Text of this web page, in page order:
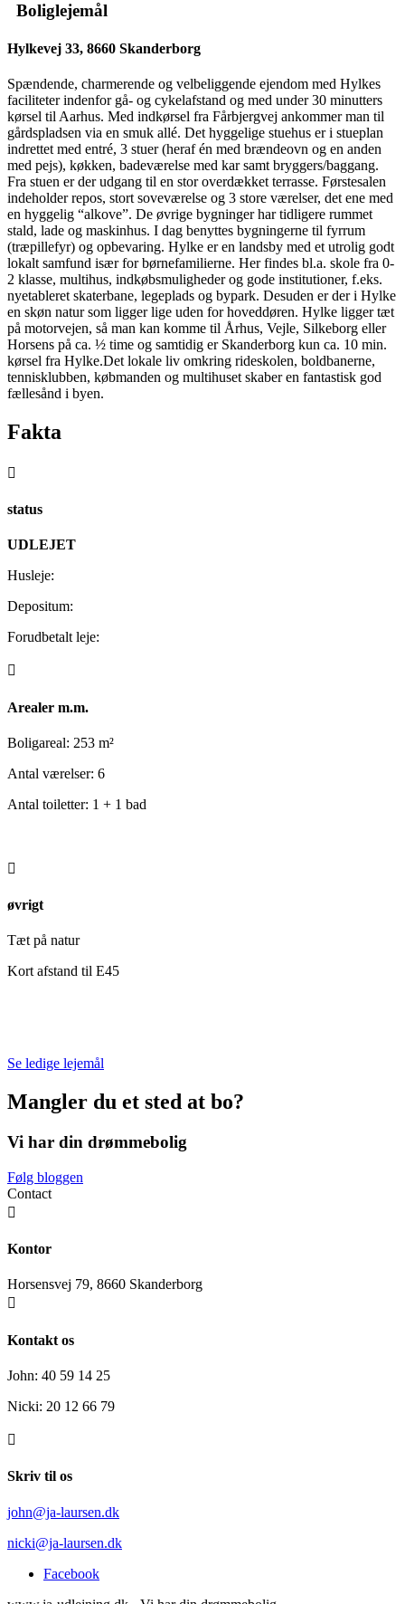
Boliglejemål
Hylkevej 33, 8660 Skanderborg
Spændende, charmerende og velbeliggende ejendom med Hylkes
faciliteter indenfor gå- og cykelafstand og med under 30 minutters
kørsel til Aarhus. Med indkørsel fra Fårbjergvej ankommer man til
gårdspladsen via en smuk allé. Det hyggelige stuehus er i stueplan
indrettet med entré, 3 stuer (heraf én med brændeovn og en anden
med pejs), køkken, badeværelse med kar samt bryggers/baggang.
Fra stuen er der udgang til en stor overdækket terrasse. Førstesalen
indeholder repos, stort soveværelse og 3 store værelser, det ene med
en hyggelig “alkove”. De øvrige bygninger har tidligere rummet
stald, lade og maskinhus. I dag benyttes bygningerne til fyrrum
(træpillefyr) og opbevaring. Hylke er en landsby med et utrolig godt
lokalt samfund især for børnefamilierne. Her findes bl.a. skole fra 0-
2 klasse, multihus, indkøbsmuligheder og gode institutioner, f.eks.
nyetableret skaterbane, legeplads og bypark. Desuden er der i Hylke
en skøn natur som ligger lige uden for hoveddøren. Hylke ligger tæt
på motorvejen, så man kan komme til Århus, Vejle, Silkeborg eller
Horsens på ca. ½ time og samtidig er Skanderborg kun ca. 10 min.
kørsel fra Hylke.Det lokale liv omkring rideskolen, boldbanerne,
tennisklubben, købmanden og multihuset skaber en fantastisk god
fællesånd i byen.
Fakta

status
UDLEJET
Husleje:
Depositum:
Forudbetalt leje:

Arealer m.m.
Boligareal: 253 m²
Antal værelser: 6
Antal toiletter: 1 + 1 bad

øvrigt
Tæt på natur
Kort afstand til E45
Se ledige lejemål
Mangler du et sted at bo?
Vi har din drømmebolig
Følg bloggen
Contact

Kontor
Horsensvej 79, 8660 Skanderborg

Kontakt os
John: 40 59 14 25
Nicki: 20 12 66 79

Skriv til os
john@ja-laursen.dk
nicki@ja-laursen.dk
Facebook